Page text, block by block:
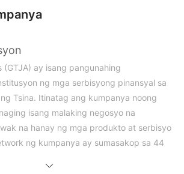
(GTJA) ay isang pangunahing
ng mga serbisyong pinansyal sa
Tsina. Itinatag ang kumpanya noong
isang malaking negosyo na
na hanay ng mga produkto at serbisyo
ng kumpanya ay sumasakop sa 44